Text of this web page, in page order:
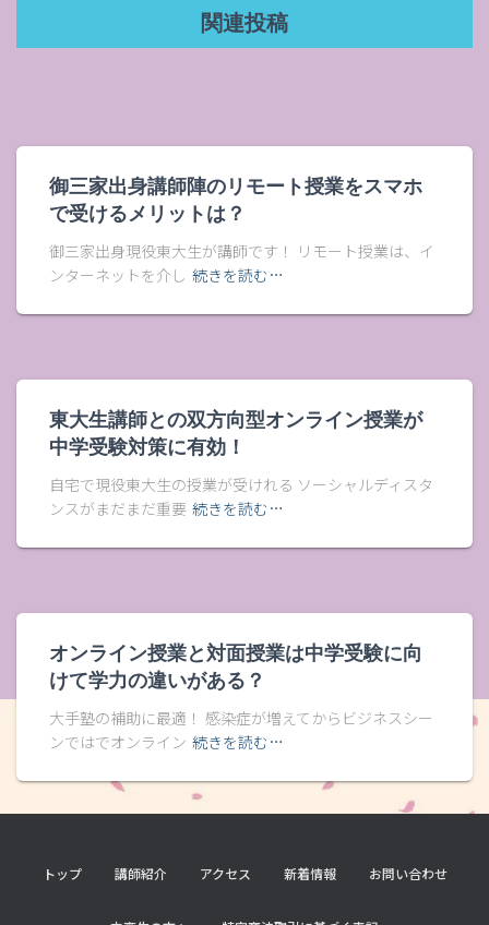
関連投稿
御三家出身講師陣のリモート授業をスマホ
で受けるメリットは？
御三家出身現役東大生が講師です！ リモート授業は、イ
ンターネットを介し 続きを読む…
東大生講師との双方向型オンライン授業が
中学受験対策に有効！
自宅で現役東大生の授業が受けれる ソーシャルディスタ
ンスがまだまだ重要 続きを読む…
オンライン授業と対面授業は中学受験に向
けて学力の違いがある？
大手塾の補助に最適！ 感染症が増えてからビジネスシー
ンではでオンライン 続きを読む…
トップ 講師紹介 アクセス 新着情報 お問い合わせ